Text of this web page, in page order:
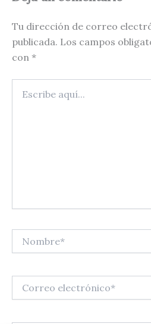
Tu dirección de correo
publicada. Los campos
con *
aquí...
electrónico*